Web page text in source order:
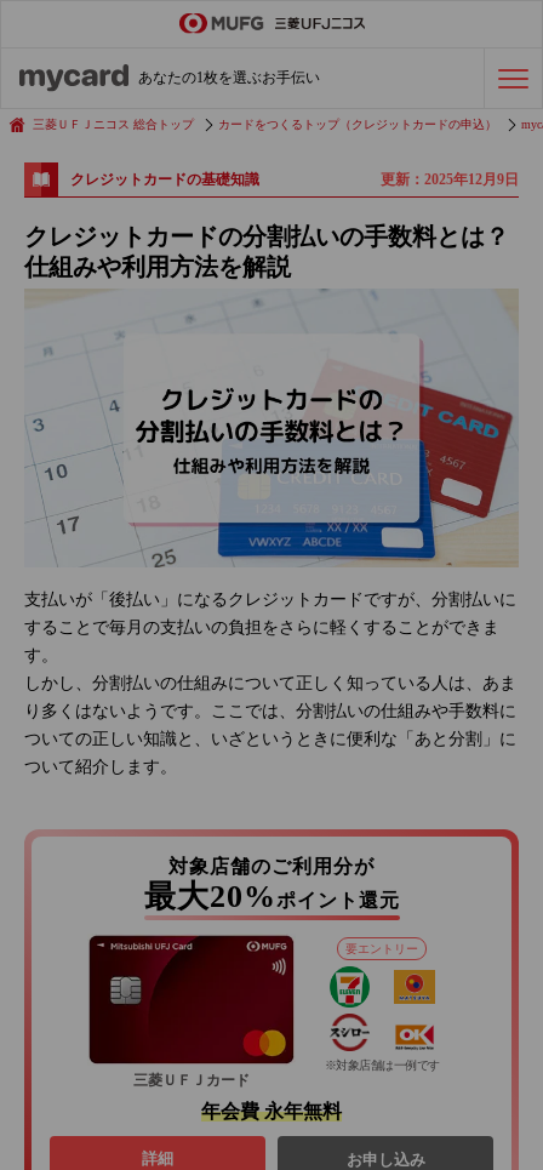
あなたの1枚を選ぶお手伝い
会社経費の支払い 効率化術
三菱ＵＦＪニコス 総合トップ カードをつくるトップ（クレジットカードの申込）
クレジットカードの基礎知識 更新：2025年12月9日
クレジットカードの分割払いの手数料とは？
仕組みや利用方法を解説
支払いが「後払い」になるクレジットカードですが、分割払いに
することで毎月の支払いの負担をさらに軽くすることができま
す。
しかし、分割払いの仕組みについて正しく知っている人は、あま
り多くはないようです。ここでは、分割払いの仕組みや手数料に
ついての正しい知識と、いざというときに便利な「あと分割」に
ついて紹介します。
対象店舗のご利用分が
最大20% ポイント還元
三菱ＵＦＪカード
要エントリー
※対象店舗は一例です
年会費 永年無料
詳細 お申し込み